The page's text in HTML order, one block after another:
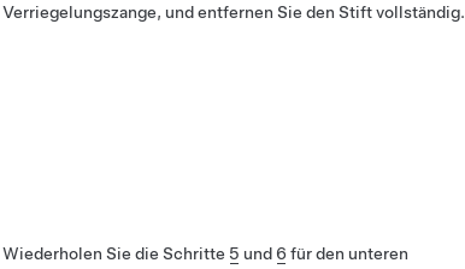
Verriegelungszange, und entfernen Sie den Stift vollständig.
Wiederholen Sie die Schritte 5 und 6für den unteren